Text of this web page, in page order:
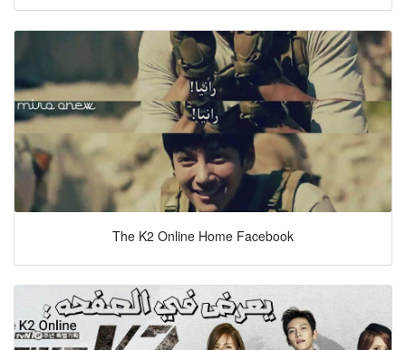
The K2 Online Home Facebook